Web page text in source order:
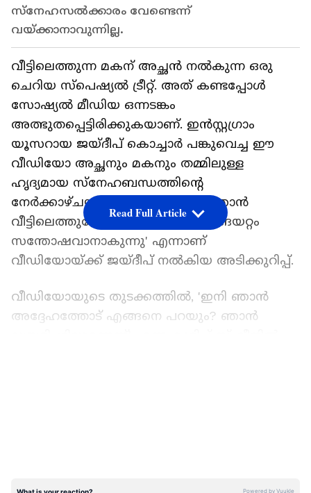
സ്നേഹസല്‍ക്കാരം വേണ്ടെന്ന്
വയ്ക്കാനാവുന്നില്ല.
വീട്ടിലെത്തുന്ന മകന് അച്ഛൻ നൽകുന്ന ഒരു
ചെറിയ സ്പെഷ്യൽ ട്രീറ്റ്. അത് കണ്ടപ്പോൾ
സോഷ്യൽ മീഡിയ ഒന്നടങ്കം
അത്ഭുതപ്പെട്ടിരിക്കുകയാണ്. ഇൻസ്റ്റഗ്രാം
യൂസറായ ജയ്ദീപ് കൊച്ചാർ പങ്കുവെച്ച ഈ
വീഡിയോ അച്ഛനും മകനും തമ്മിലുള്ള
ഹൃദ്യമായ സ്‌നേഹബന്ധത്തിന്റെ
നേർക്കാഴ്ചയായി മാറുകയാണ്. 'ഞാൻ
വീട്ടിലെത്തുമ്പോൾ അദ്ദേഹം അങ്ങേയറ്റം
സന്തോഷവാനാകുന്നു' എന്നാണ്
വീഡിയോയ്ക്ക് ജയ്ദീപ് നൽകിയ അടിക്കുറിപ്പ്.
വീഡിയോയുടെ തുടക്കത്തിൽ, 'ഇനി ഞാൻ
അദ്ദേഹത്തോട് എങ്ങനെ പറയും? ഞാൻ
Read Full Article